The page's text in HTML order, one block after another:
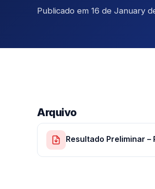
Publicado em 16 de January
Arquivo
Resultado Preliminar